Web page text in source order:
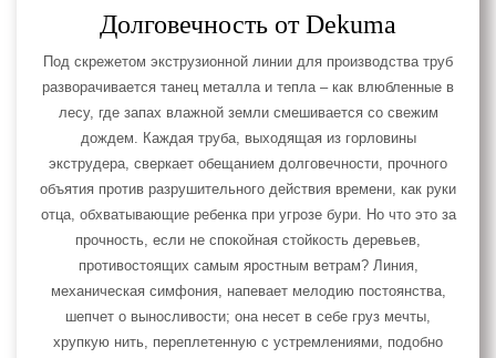
Долговечность от Dekuma
Под скрежетом экструзионной линии для производства труб
разворачивается танец металла и тепла – как влюбленные в
лесу, где запах влажной земли смешивается со свежим
дождем. Каждая труба, выходящая из горловины
экструдера, сверкает обещанием долговечности, прочного
объятия против разрушительного действия времени, как руки
отца, обхватывающие ребенка при угрозе бури. Но что это за
прочность, если не спокойная стойкость деревьев,
противостоящих самым яростным ветрам? Линия,
механическая симфония, напевает мелодию постоянства,
шепчет о выносливости; она несет в себе груз мечты,
хрупкую нить, переплетенную с устремлениями, подобно